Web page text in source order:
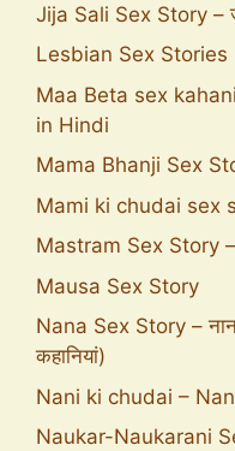
Jija Sali Sex Story –
Lesbian Sex Stories
Maa Beta sex
in Hindi
Mama Bhanji Sex
Mami ki chudai sex
Mastram Sex Story –
Mausa Sex Story
Nana Sex Story –
कहानियां)
Nani ki chudai –
Naukar-Naukarani